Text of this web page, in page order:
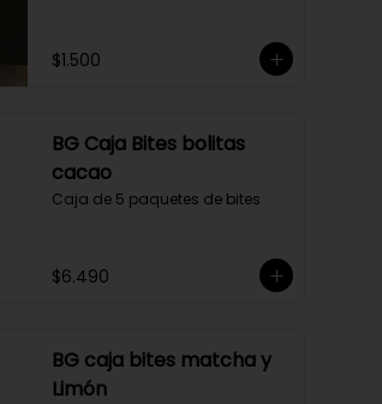
$1.500
BG Caja Bites bolitas
cacao
Caja de 5 paquetes de bites
$6.490
BG caja bites matcha y
Limón